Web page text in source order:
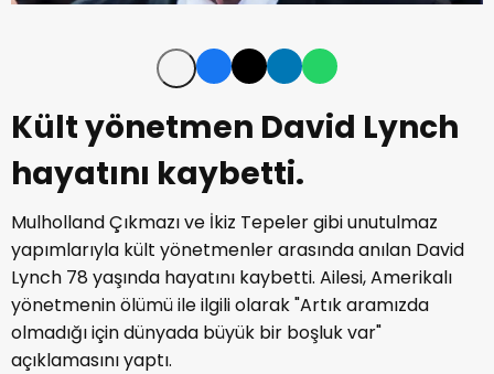
Kült yönetmen David Lynch
hayatını kaybetti.
Mulholland Çıkmazı ve İkiz Tepeler gibi unutulmaz
yapımlarıyla kült yönetmenler arasında anılan David
Lynch 78 yaşında hayatını kaybetti. Ailesi, Amerikalı
yönetmenin ölümü ile ilgili olarak "Artık aramızda
olmadığı için dünyada büyük bir boşluk var"
açıklamasını yaptı.